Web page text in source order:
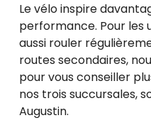
Le vélo inspire
performance. Pour les
aussi rouler
routes secondaires,
pour vous conseiller
nos trois succursales,
Augustin.